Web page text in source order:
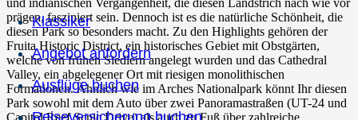
Klassiker
Angebot anfordern
Ausflüge buchen
prägen, fasziniert sein. Dennoch ist es die natürliche Schönheit, die
diesen Park so besonders macht. Zu den Highlights gehören der
Fruita Historic District, ein historisches Gebiet mit Obstgärten,
welche von frühen Siedlern angelegt wurden und das Cathedral
Valley, ein abgelegener Ort mit riesigen monolithischen
Formationen. Ähnlich wie im Arches Nationalpark könnt Ihr diesen
Park sowohl mit dem Auto über zwei Panoramastraßen (UT-24 und
Capitol Reef Scnic Drive) als auch zu Fuß über zahlreiche